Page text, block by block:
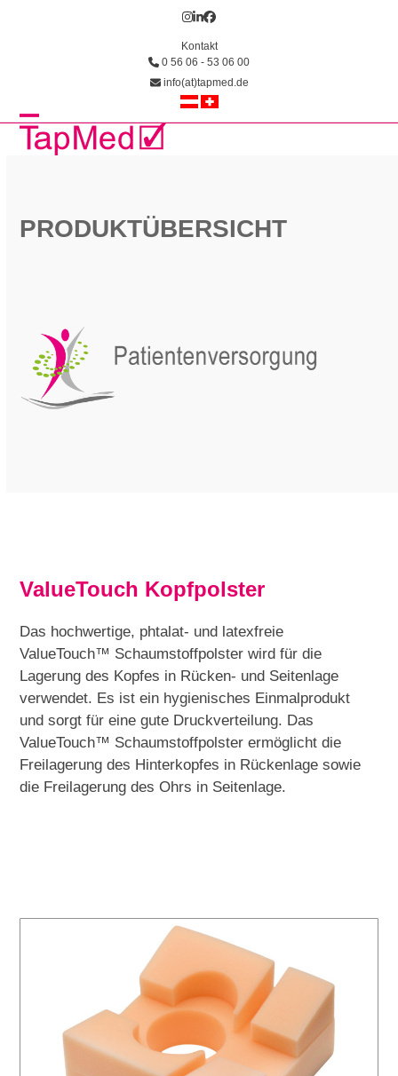
Instagram
LinkedIn
Facebook
Kontakt
0 56 06 - 53 06 00
info(at)tapmed.de
Open
Close
PRODUKTÜBERSICHT
ValueTouch Kopfpolster
Das hochwertige, phtalat- und latexfreie
ValueTouch™ Schaumstoffpolster wird für die
Lagerung des Kopfes in Rücken- und Seitenlage
verwendet. Es ist ein hygienisches Einmalprodukt
und sorgt für eine gute Druckverteilung. Das
ValueTouch™ Schaumstoffpolster ermöglicht die
Freilagerung des Hinterkopfes in Rückenlage sowie
die Freilagerung des Ohrs in Seitenlage.